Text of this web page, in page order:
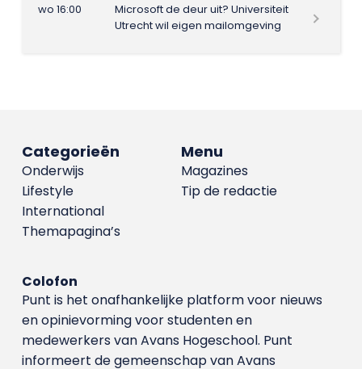
wo 16:00
Microsoft de deur uit? Universiteit
Utrecht wil eigen mailomgeving
Menu
Magazines
Tip de redactie
Categorieën
Onderwijs
Lifestyle
International
Themapagina’s
Colofon
Punt is het onafhankelijke platform voor nieuws
en opinievorming voor studenten en
medewerkers van Avans Hoge­school. Punt
informeert de gemeenschap van Avans